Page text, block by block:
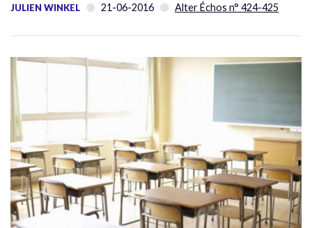
JULIEN WINKEL 21-06-2016 Alter Échos n° 424-425